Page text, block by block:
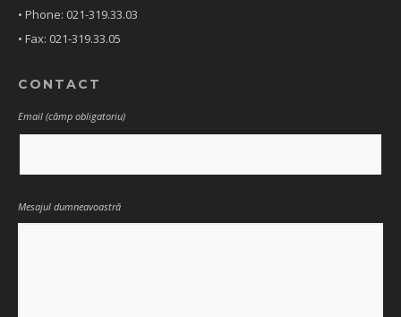
• Phone: 021-319.33.03
• Fax: 021-319.33.05
CONTACT
Email (câmp obligatoriu)
Mesajul dumneavoastră